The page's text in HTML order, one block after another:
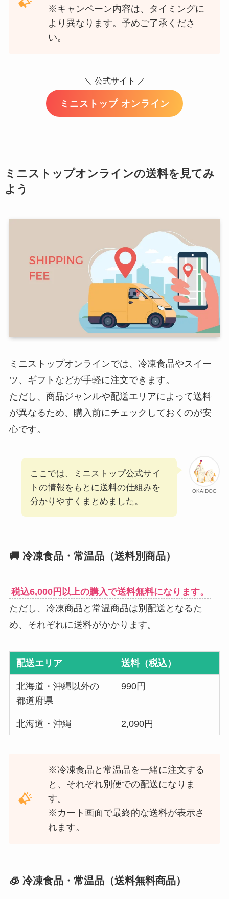
※キャンペーン内容は、タイミングに
より異なります。予めご了承くださ
い。
＼ 公式サイト ／
ミニストップ オンライン
ミニストップオンラインの送料を見てみ
よう
ミニストップオンラインでは、冷凍食品やスイー
ツ、ギフトなどが手軽に注文できます。
ただし、商品ジャンルや配送エリアによって送料
が異なるため、購入前にチェックしておくのが安
心です。
OKAIDOG
ここでは、ミニストップ公式サイ
トの情報をもとに送料の仕組みを
分かりやすくまとめました。
🚚 冷凍食品・常温品（送料別商品）
税込6,000円以上の購入で送料無料になります。
ただし、冷凍商品と常温商品は別配送となるた
め、それぞれに送料がかかります。
配送エリア 送料（税込）
北海道・沖縄以外の
都道府県
990円
北海道・沖縄 2,090円
※冷凍食品と常温品を一緒に注文する
と、それぞれ別便での配送になりま
す。
※カート画面で最終的な送料が表示さ
れます。
🧊 冷凍食品・常温品（送料無料商品）